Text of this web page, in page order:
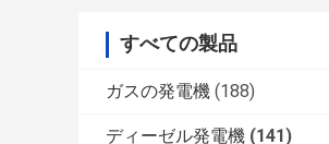
すべての製品
ガスの発電機 (188)
ディーゼル発電機 (141)